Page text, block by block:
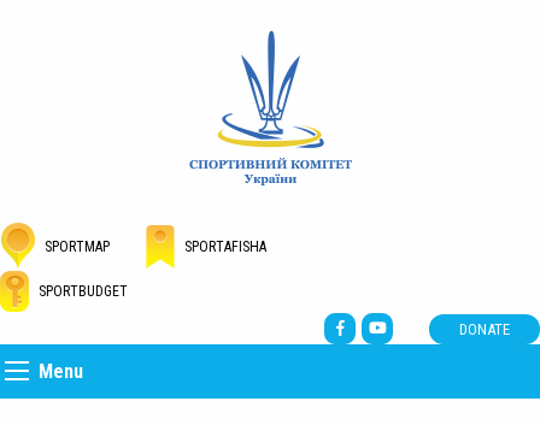
SPORTMAP SPORTAFISHA
SPORTBUDGET
DONATE
Menu